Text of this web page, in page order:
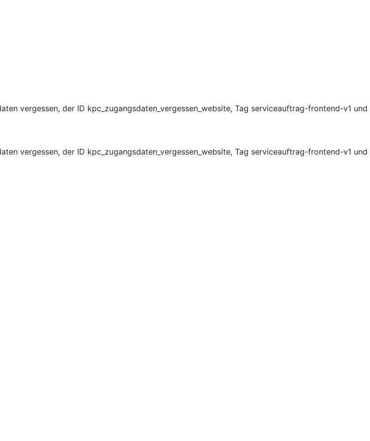
vergessen, der ID kpc_zugangsdaten_vergessen_website, Tag serviceauftrag-frontend-v1 und
vergessen, der ID kpc_zugangsdaten_vergessen_website, Tag serviceauftrag-frontend-v1 und